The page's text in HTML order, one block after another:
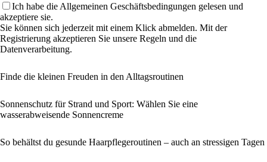
Ich habe die Allgemeinen Geschäftsbedingungen gelesen und
akzeptiere sie.
Sie können sich jederzeit mit einem Klick abmelden. Mit der
Registrierung akzeptieren Sie unsere Regeln und die
Datenverarbeitung.
Finde die kleinen Freuden in den Alltagsroutinen
Sonnenschutz für Strand und Sport: Wählen Sie eine
wasserabweisende Sonnencreme
So behältst du gesunde Haarpflegeroutinen – auch an stressigen Tagen